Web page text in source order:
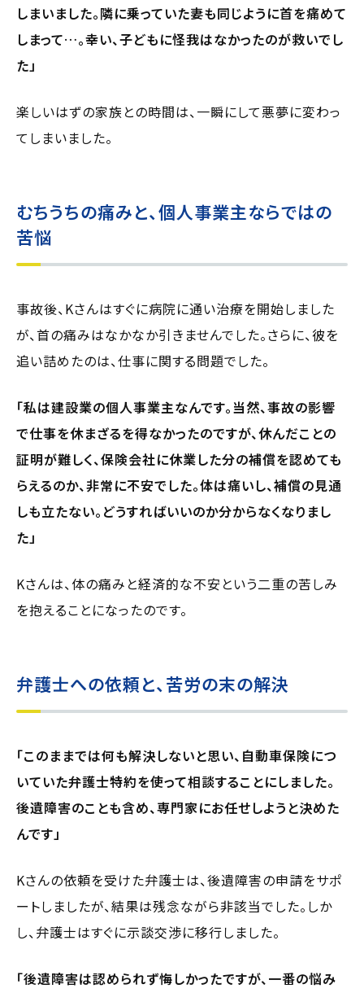
しまいました。隣に乗っていた妻も同じように首を痛めて
しまって…。幸い、子どもに怪我はなかったのが救いでし
た」
楽しいはずの家族との時間は、一瞬にして悪夢に変わっ
てしまいました。
むちうちの痛みと、個人事業主ならではの
苦悩
事故後、Kさんはすぐに病院に通い治療を開始しました
が、首の痛みはなかなか引きませんでした。さらに、彼を
追い詰めたのは、仕事に関する問題でした。
「私は建設業の個人事業主なんです。当然、事故の影響
で仕事を休まざるを得なかったのですが、休んだことの
証明が難しく、保険会社に休業した分の補償を認めても
らえるのか、非常に不安でした。体は痛いし、補償の見通
しも立たない。どうすればいいのか分からなくなりまし
た」
Kさんは、体の痛みと経済的な不安という二重の苦しみ
を抱えることになったのです。
弁護士への依頼と、苦労の末の解決
「このままでは何も解決しないと思い、自動車保険につ
いていた弁護士特約を使って相談することにしました。
後遺障害のことも含め、専門家にお任せしようと決めた
んです」
Kさんの依頼を受けた弁護士は、後遺障害の申請をサポ
ートしましたが、結果は残念ながら非該当でした。しか
し、弁護士はすぐに示談交渉に移行しました。
「後遺障害は認められず悔しかったですが、一番の悩み